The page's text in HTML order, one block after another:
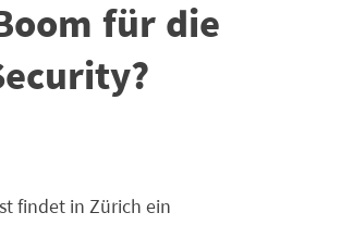
für die
findet in Zürich ein